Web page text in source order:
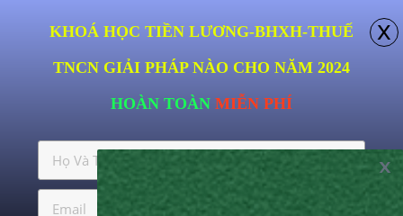
KHOÁ HỌC TIỀN LƯƠNG- BHXH -THUẾ
TNCN GIẢI PHÁP NÀO CHO NĂM 2024
HOÀN TOÀN MIỄN PHÍ
x
x